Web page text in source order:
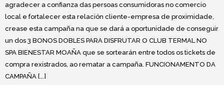
agradecer a confianza das persoas consumidoras no comercio
local e fortalecer esta relación cliente-empresa de proximidade,
crease esta campaña na que se dará a oportunidade de conseguir
un dos 3 BONOS DOBLES PARA DISFRUTAR O CLUB TERMAL NO
SPA BIENESTAR MOAÑA que se sortearán entre todos os tickets de
compra rexistrados, ao rematar a campaña. FUNCIONAMENTO DA
CAMPAÑA [...]